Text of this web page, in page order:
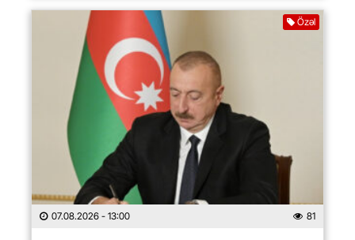
Özəl
07.08.2026 - 13:00 81